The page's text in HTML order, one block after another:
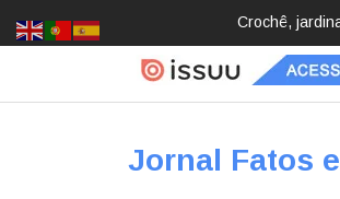
hobbies para desacelerarBrasil registra
Pública
Jornal Fatos